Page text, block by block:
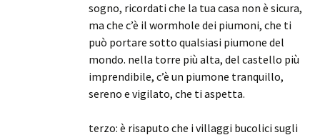
sogno, ricordati che la tua casa non è sicura,
ma che c’è il wormhole dei piumoni, che ti
può portare sotto qualsiasi piumone del
mondo. nella torre più alta, del castello più
imprendibile, c’è un piumone tranquillo,
sereno e vigilato, che ti aspetta.
terzo: è risaputo che i villaggi bucolici sugli